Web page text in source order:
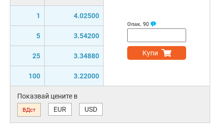
1 4.02500
5 3.54200
25 3.34880
100 3.22000
Опак. 90
Купи
Показвай цените в
ВДст EUR USD